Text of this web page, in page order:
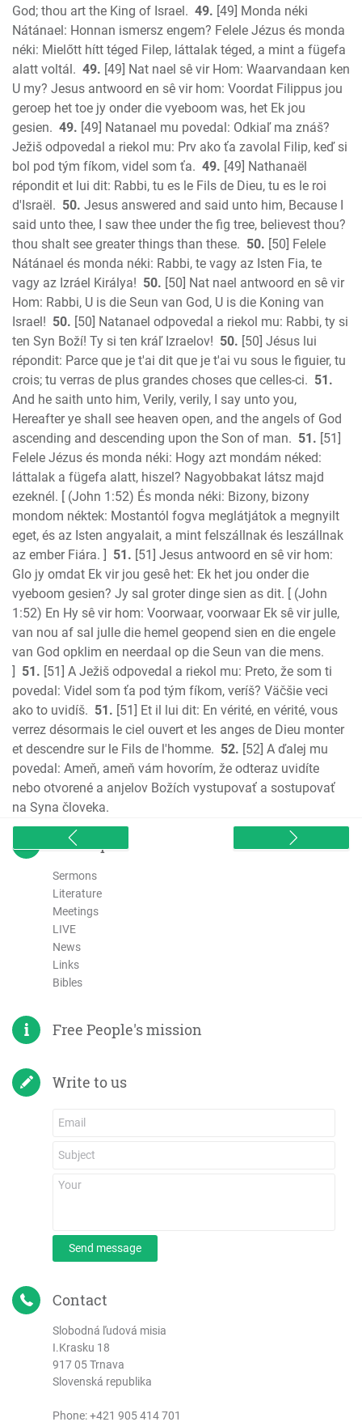
God; thou art the King of Israel. 49. [49] Monda néki
Nátánael: Honnan ismersz engem? Felele Jézus és monda
néki: Mielőtt hítt téged Filep, láttalak téged, a mint a fügefa
alatt voltál. 49. [49] Nat nael sê vir Hom: Waarvandaan ken
U my? Jesus antwoord en sê vir hom: Voordat Filippus jou
geroep het toe jy onder die vyeboom was, het Ek jou
gesien. 49. [49] Natanael mu povedal: Odkiaľ ma znáš?
Ježiš odpovedal a riekol mu: Prv ako ťa zavolal Filip, keď si
bol pod tým fíkom, videl som ťa. 49. [49] Nathanaël
répondit et lui dit: Rabbi, tu es le Fils de Dieu, tu es le roi
d'Israël. 50. Jesus answered and said unto him, Because I
said unto thee, I saw thee under the fig tree, believest thou?
thou shalt see greater things than these. 50. [50] Felele
Nátánael és monda néki: Rabbi, te vagy az Isten Fia, te
vagy az Izráel Királya! 50. [50] Nat nael antwoord en sê vir
Hom: Rabbi, U is die Seun van God, U is die Koning van
Israel! 50. [50] Natanael odpovedal a riekol mu: Rabbi, ty si
ten Syn Boží! Ty si ten kráľ Izraelov! 50. [50] Jésus lui
répondit: Parce que je t'ai dit que je t'ai vu sous le figuier, tu
crois; tu verras de plus grandes choses que celles-ci. 51.
And he saith unto him, Verily, verily, I say unto you,
Hereafter ye shall see heaven open, and the angels of God
ascending and descending upon the Son of man. 51. [51]
Felele Jézus és monda néki: Hogy azt mondám néked:
láttalak a fügefa alatt, hiszel? Nagyobbakat látsz majd
ezeknél. [ (John 1:52) És monda néki: Bizony, bizony
mondom néktek: Mostantól fogva meglátjátok a megnyilt
eget, és az Isten angyalait, a mint felszállnak és leszállnak
az ember Fiára. ] 51. [51] Jesus antwoord en sê vir hom:
Glo jy omdat Ek vir jou gesê het: Ek het jou onder die
vyeboom gesien? Jy sal groter dinge sien as dit. [ (John
1:52) En Hy sê vir hom: Voorwaar, voorwaar Ek sê vir julle,
van nou af sal julle die hemel geopend sien en die engele
van God opklim en neerdaal op die Seun van die mens.
] 51. [51] A Ježiš odpovedal a riekol mu: Preto, že som ti
povedal: Videl som ťa pod tým fíkom, veríš? Väčšie veci
ako to uvidíš. 51. [51] Et il lui dit: En vérité, en vérité, vous
verrez désormais le ciel ouvert et les anges de Dieu monter
et descendre sur le Fils de l'homme. 52. [52] A ďalej mu
povedal: Ameň, ameň vám hovorím, že odteraz uvidíte
nebo otvorené a anjelov Božích vystupovať a sostupovať
na Syna človeka.
sitemap
Sermons
Literature
Meetings
LIVE
News
Links
Bibles
Free People's mission
Write to us
Send message
Contact
Slobodná ľudová misia
I.Krasku 18
917 05 Trnava
Slovenská republika
Phone:+421 905 414 701